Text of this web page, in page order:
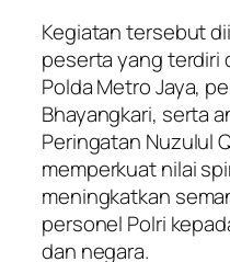
Kegiatan tersebut
peserta yang terdiri
Polda Metro Jaya,
Bhayangkari, serta
Peringatan Nuzulul
memperkuat nilai
meningkatkan
personel Polri
dan negara.